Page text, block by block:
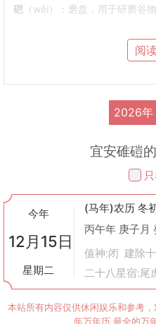
硙 （wèi）：磨盘，用于研磨谷
“安碓硙”意指安置或安装碓和硙
的时间时，古人会参考黄历来
的日子进行各种农事活动可以
于时间的选择建议，如嫁娶、
像“安碓硙”这样具体的日常活动
实际应用
虽然现代社会已经很少有人使用
概念仍然保留在黄历中，并被
去生活方式的一种纪念，还象
区，人们在搬家或新建房屋时，
来安排家具的摆放或新居的启用
结语
“安碓硙”作为黄历中的一项内容
阅
2026年
宜安碓磑
今年
12月15日
星期二
(马年)农历 冬
丙午年 庚子月
值神:闭 建除
二十八星宿:尾
本站所有内容仅供休闲娱乐和参考
年万年历 最全的万